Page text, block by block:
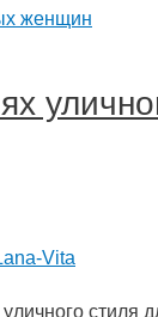
Vita